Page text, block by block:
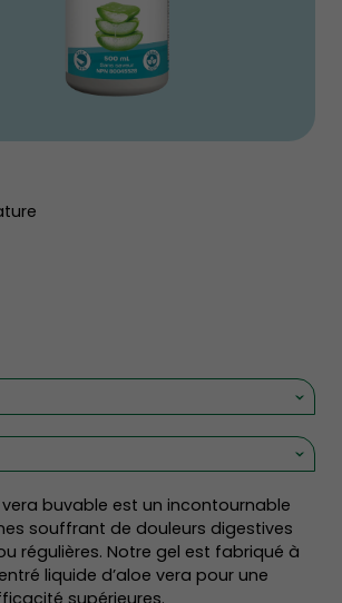
vera buvable est un incontournable
souffrant de douleurs digestives
régulières. Notre gel est fabriqué à
liquide d’aloe vera pour une
supérieures.